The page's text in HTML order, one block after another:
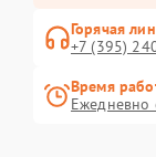
Горячая
+7 (395)
Время
Ежедневно